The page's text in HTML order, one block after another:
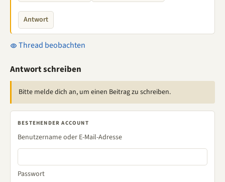
Antwort
Thread beobachten
Antwort schreiben
Bitte melde dich an, um einen Beitrag zu schreiben.
BESTEHENDER ACCOUNT
Benutzername oder E-Mail-Adresse
Passwort